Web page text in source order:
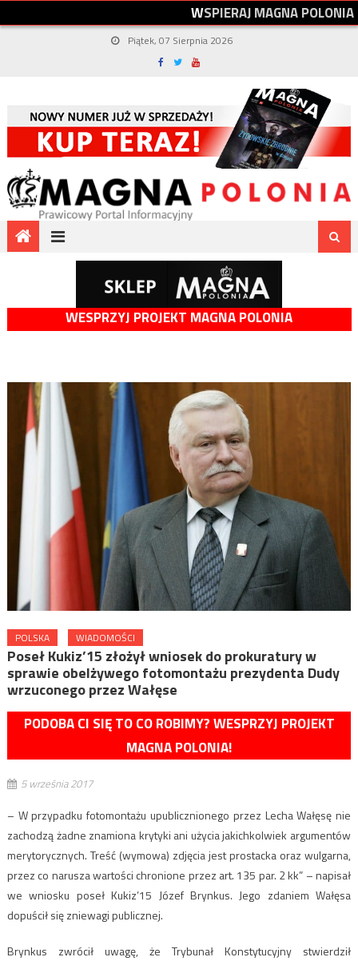
WSPIERAJMAGNAPOLONIA
Piątek, 07 Sierpnia 2026
WESPRZYJ PROJEKT MAGNA POLONIA
POLSKA WIADOMOŚCI
Poseł Kukiz’15 złożył wniosek do prokuratury w
sprawie obelżywego fotomontażu prezydenta Dudy
wrzuconego przez Wałęse
PODOBA CI SIĘ TO CO ROBIMY? WESPRZYJ PROJEKT
MAGNA POLONIA!
5 września 2017
– W przypadku fotomontażu upublicznionego przez Lecha Wałęsę nie
zachodzą żadne znamiona krytyki ani użycia jakichkolwiek argumentów
merytorycznych. Treść (wymowa) zdjęcia jest prostacka oraz wulgarna,
przez co narusza wartości chronione przez art. 135 par. 2 kk” – napisał
we wniosku poseł Kukiz’15 Józef Brynkus. Jego zdaniem Wałęsa
dopuścił się zniewagi publicznej.
Brynkus zwrócił uwagę, że Trybunał Konstytucyjny stwierdził